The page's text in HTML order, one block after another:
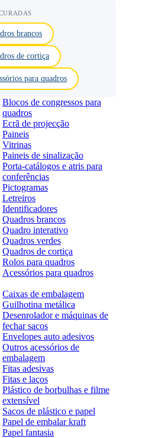
brancos
de cortiça
para quadros
Blocos de congressos para
quadros
Ecrã de projecção
Paineis
Vitrinas
Paineis de sinalização
Porta-catálogos e atris para
conferências
Pictogramas
Letreiros
Identificadores
Quadros brancos
Quadro interativo
Quadros verdes
Quadros de cortiça
Rolos para quadros
Acessórios para quadros
Caixas de embalagem
Guilhotina metálica
Desenrolador e máquinas de
fechar sacos
Envelopes auto adesivos
Outros acessórios de
embalagem
Fitas adesivas
Fitas e laços
Plástico de borbulhas e filme
extensível
Sacos de plástico e papel
Papel de embalar kraft
Papel fantasia